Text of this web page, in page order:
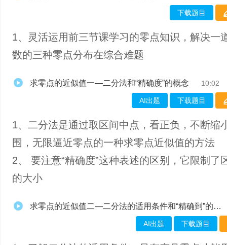
下载题目
1、灵活运用前三节课学习的零点知识，解决一
数的三种零点分布在综合难题
求零点的近似值一—二分法和“精确度”的概念 10:02
AI出题 下载题目
1、二分法是通过取区间中点，看正负，不断缩
围，无限逼近零点的一种求零点近似值的方法
2、 要注意“精确度”这种表述的区别，它限制了
的大小
求零点的近似值二—二分法的适用条件和“精确到”的概念
AI出题 下载题目